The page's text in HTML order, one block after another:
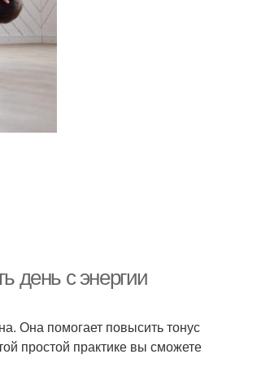
день с энергии
Она помогает повысить тонус
простой практике вы сможете